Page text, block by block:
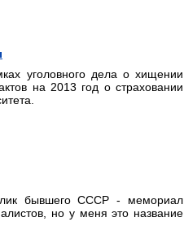
уголовного дела о хищении
на 2013 год о страховании
бывшего СССР - мемориал
но у меня это название